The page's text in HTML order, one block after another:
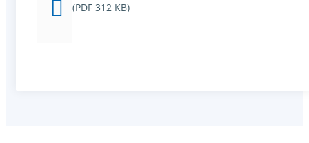
(PDF 312 KB)